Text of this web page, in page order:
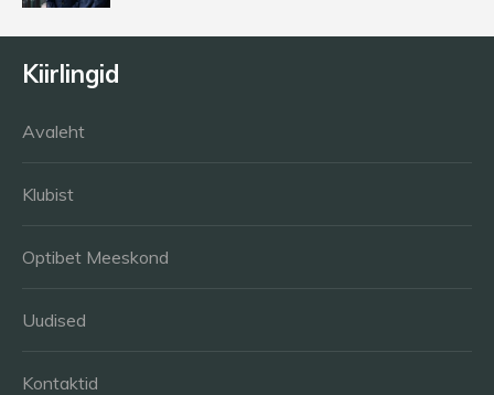
Kiirlingid
Avaleht
Klubist
Optibet Meeskond
Uudised
Kontaktid